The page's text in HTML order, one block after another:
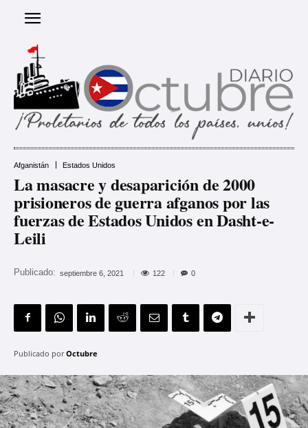
Afganistán Estados Unidos
La masacre y desaparición de 2000
prisioneros de guerra afganos por las
fuerzas de Estados Unidos en Dasht-e-
Leili
Publicado: septiembre 6, 2021 122 0
Publicado por Octubre